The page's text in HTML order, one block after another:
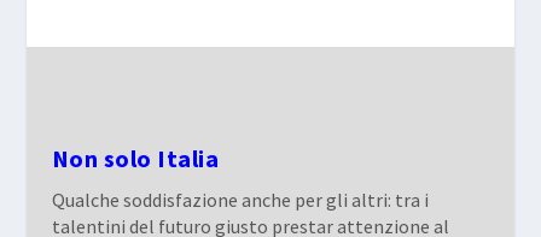
Non solo Italia
Qualche soddisfazione anche per gli altri: tra i
talentini del futuro giusto prestar attenzione al